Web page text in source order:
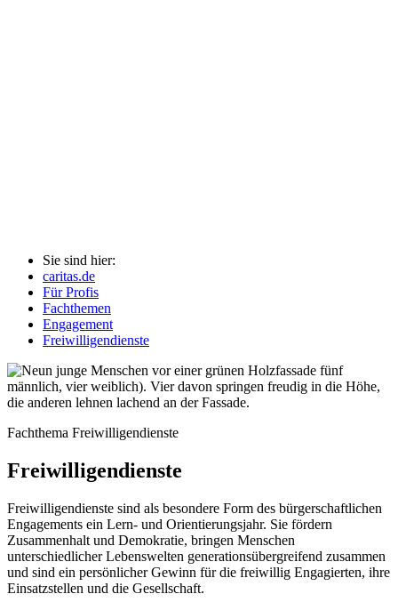
Sie sind hier:
caritas.de
Für Profis
Fachthemen
Engagement
Freiwilligendienste
Fachthema Freiwilligendienste
Freiwilligendienste
Freiwilligendienste sind als besondere Form des bürgerschaftlichen
Engagements ein Lern- und Orientierungsjahr. Sie fördern
Zusammenhalt und Demokratie, bringen Menschen
unterschiedlicher Lebenswelten generationsübergreifend zusammen
und sind ein persönlicher Gewinn für die freiwillig Engagierten, ihre
Einsatzstellen und die Gesellschaft.